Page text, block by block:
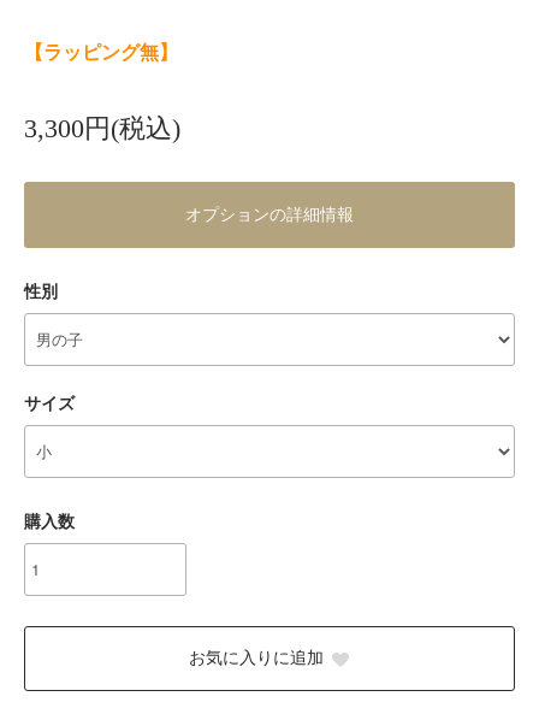
【ラッピング無】
3,300円(税込)
オプションの詳細情報
性別
サイズ
購入数
お気に入りに追加